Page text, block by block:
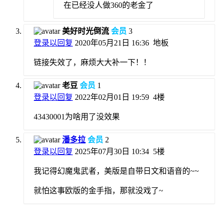
在已经没人做360的老金了
美好时光倒流 会员 3
登录以回复 2020年05月21日 16:36 地板
链接失效了，麻烦大大补一下！！
老豆 会员 1
登录以回复 2022年02月01日 19:59 4楼
43430001为啥用了没效果
潘多拉 会员 2
登录以回复 2025年07月30日 10:34 5楼
我记得幻魔鬼武者，美版是自带日文和语音的~~
就怕这事欧版的金手指，那就没戏了~